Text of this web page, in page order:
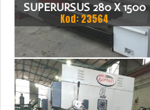
SUPERURSUS 280 X 1500
TOKARKA
Kod: 23564